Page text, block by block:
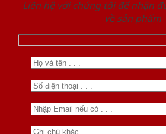
Liên hệ với chúng tôi để nhận
về sản phẩm